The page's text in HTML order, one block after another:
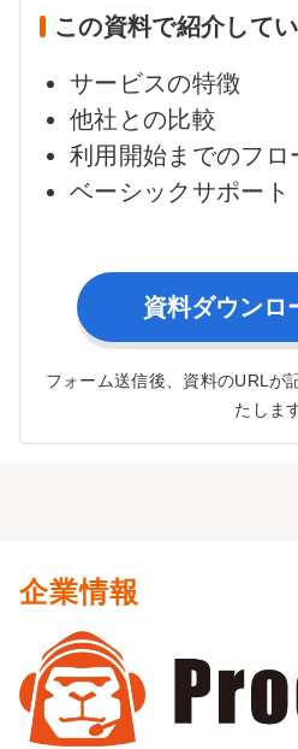
この資料で紹介して
サービスの特徴
他社との比較
利用開始までのフロ
ベーシックサポート
資料ダウンロ
フォーム送信後、資料のURLが
たしま
企業情報